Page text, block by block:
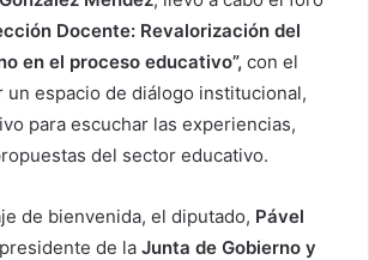
Docente: Revalorización del
en el proceso educativo”, con el
un espacio de diálogo institucional,
para escuchar las experiencias,
del sector educativo.
de bienvenida, el diputado, Pável
presidente de la Junta de Gobierno y